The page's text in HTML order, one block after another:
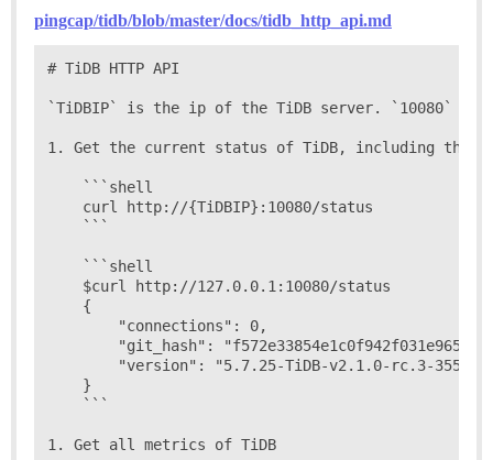
pingcap/tidb/blob/master/docs/tidb_http_api.md
# TiDB HTTP API
`TiDBIP` is the ip of the TiDB server. `10080`
1. Get the current status of TiDB, including the
    ```shell
    curl http://{TiDBIP}:10080/status
    ```
    ```shell
    $curl http://127.0.0.1:10080/status
    {
        "connections": 0,
"git_hash":
"version": "5.7.25-TiDB-v2.1.0-rc.3-355-
    }
    ```